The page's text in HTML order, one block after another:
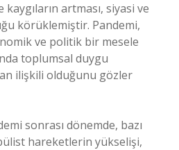
artması, siyasi ve
körüklemiştir. Pandemi,
ve politik bir mesele
toplumsal duygu
ilişkili olduğunu gözler
sonrası dönemde, bazı
hareketlerin yükselişi,